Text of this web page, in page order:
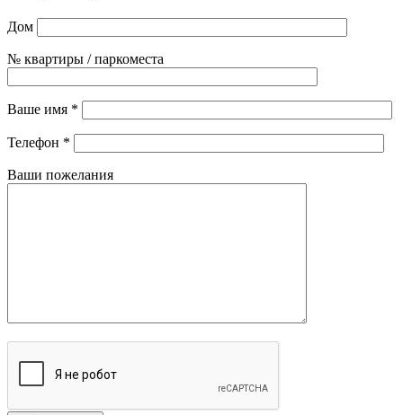
Дом
№ квартиры / паркоместа
Ваше имя *
Телефон *
Ваши пожелания